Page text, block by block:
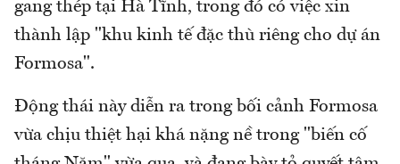
gang thép tại Hà Tĩnh, trong đó có việc xin
thành lập "khu kinh tế đặc thù riêng cho dự án
Formosa".
Động thái này diễn ra trong bối cảnh Formosa
vừa chịu thiệt hại khá nặng nề trong "biến cố